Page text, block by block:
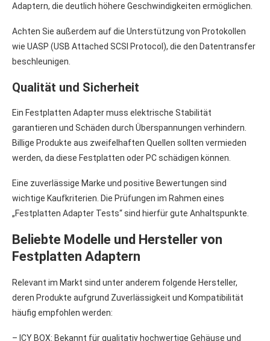
Adaptern, die deutlich höhere Geschwindigkeiten ermöglichen.
Achten Sie außerdem auf die Unterstützung von Protokollen
wie UASP (USB Attached SCSI Protocol), die den Datentransfer
beschleunigen.
Qualität und Sicherheit
Ein Festplatten Adapter muss elektrische Stabilität
garantieren und Schäden durch Überspannungen verhindern.
Billige Produkte aus zweifelhaften Quellen sollten vermieden
werden, da diese Festplatten oder PC schädigen können.
Eine zuverlässige Marke und positive Bewertungen sind
wichtige Kaufkriterien. Die Prüfungen im Rahmen eines
„Festplatten Adapter Tests“ sind hierfür gute Anhaltspunkte.
Beliebte Modelle und Hersteller von
Festplatten Adaptern
Relevant im Markt sind unter anderem folgende Hersteller,
deren Produkte aufgrund Zuverlässigkeit und Kompatibilität
häufig empfohlen werden:
– ICY BOX: Bekannt für qualitativ hochwertige Gehäuse und